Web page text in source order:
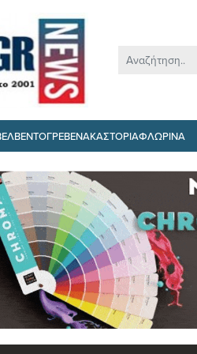
ΓΡΕΒΕΝΑΚΑΣΤΟΡΙΑΦΛΩΡΙΝΑ